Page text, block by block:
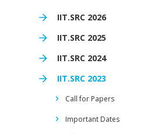
IIT.SRC 2026
IIT.SRC 2025
IIT.SRC 2024
IIT.SRC 2023
Call for Papers
Important Dates